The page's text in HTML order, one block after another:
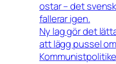
ostar – det
fallerar igen.
Ny lag gör det
att lägg pussel